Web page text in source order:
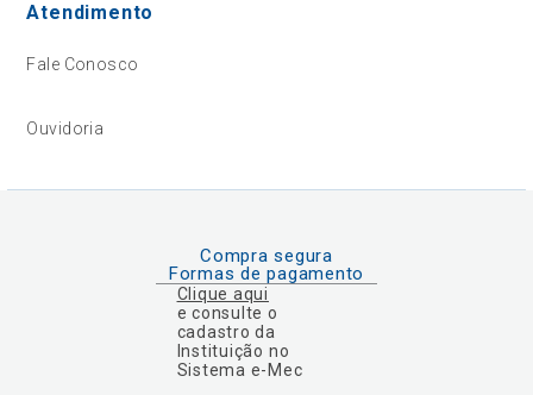
Atendimento
Fale Conosco
Ouvidoria
Compra segura
Formas de pagamento
Clique aqui
e consulte o
cadastro da
Instituição no
Sistema e-Mec